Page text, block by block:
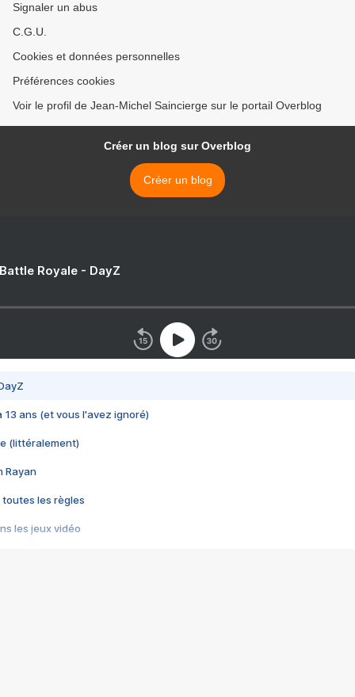
Signaler un abus
C.G.U.
Cookies et données personnelles
Préférences cookies
Voir le profil de Jean-Michel Saincierge sur le portail Overblog
Créer un blog sur Overblog
Créer un blog
Royale - DayZ
13 ans (et vous l'avez ignoré)
(littéralement)
Rayan
toutes les règles
les jeux vidéo